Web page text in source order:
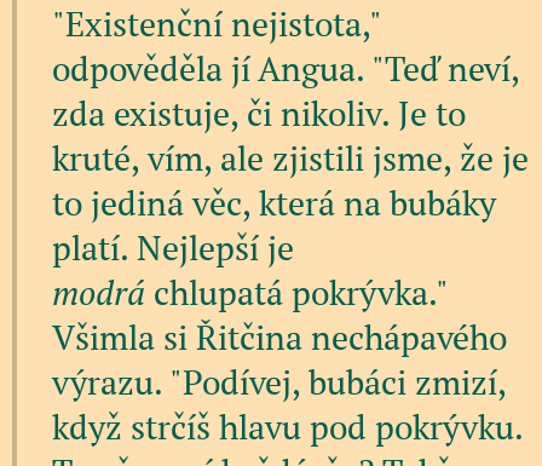
"Existenční nejistota,"
odpověděla jí Angua. "Teď neví,
zda existuje, či nikoliv. Je to
kruté, vím, ale zjistili jsme, že je
to jediná věc, která na bubáky
platí. Nejlepší je
modrá chlupatá pokrývka."
Všimla si Řitčina nechápavého
výrazu. "Podívej, bubáci zmizí,
když strčíš hlavu pod pokrývku.